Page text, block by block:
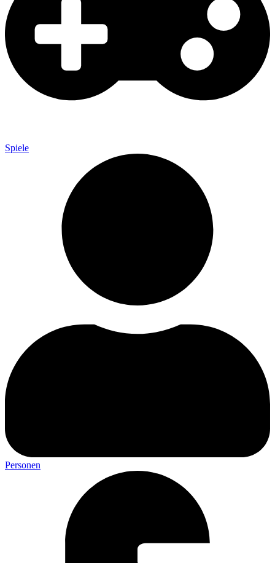
Spiele
Personen